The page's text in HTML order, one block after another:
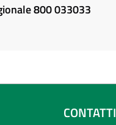
800 033033
CONTATTI